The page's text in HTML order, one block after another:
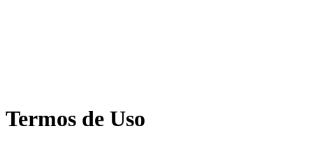
Termos de Uso